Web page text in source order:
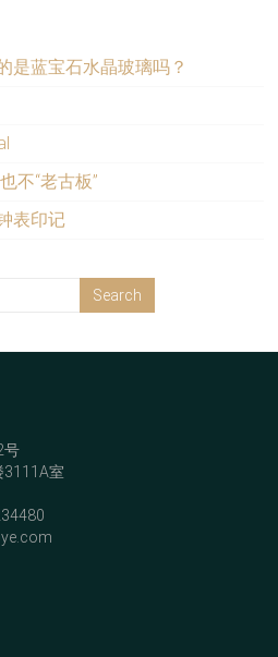
是蓝宝石水晶玻璃吗？
不“老古板”
表印记
号
室